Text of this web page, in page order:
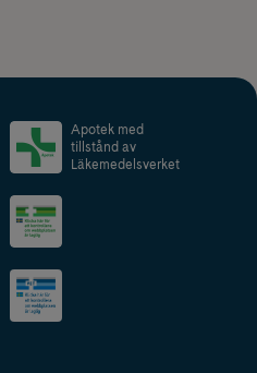
Apotek med
tillstånd av
Läkemedelsverket